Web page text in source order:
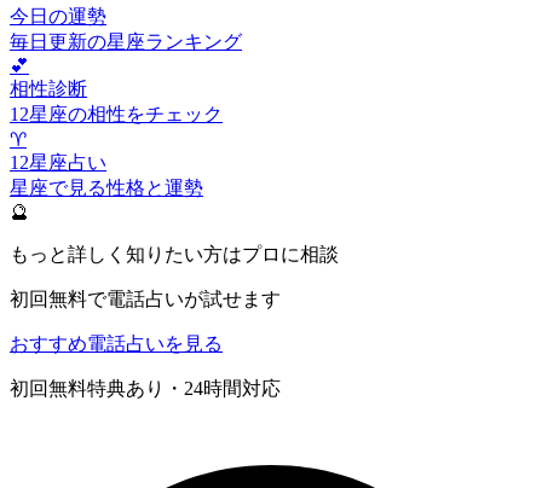
今日の運勢
毎日更新の星座ランキング
💕
相性診断
12星座の相性をチェック
♈
12星座占い
星座で見る性格と運勢
🔮
もっと詳しく知りたい方はプロに相談
初回無料で電話占いが試せます
おすすめ電話占いを見る
初回無料特典あり・24時間対応